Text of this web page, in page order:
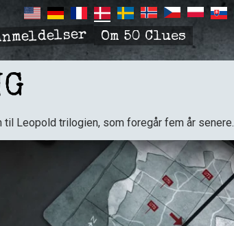
Om 50 Clues
Leopold trilogien, som foregår fem år senere.